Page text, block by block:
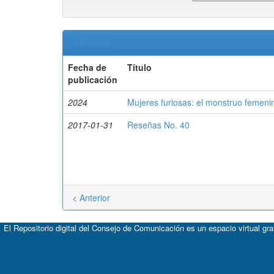
Fecha de
publicación
Título
2024 Mujeres furiosas: el monstruo
2017-01-31
Reseñas No. 40
< Anterior
El Repositorio digital del Consejo de Comunicación es un espacio virtual